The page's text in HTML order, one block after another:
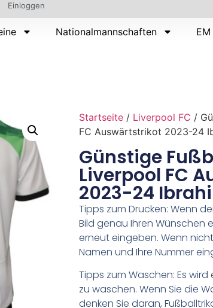
Einloggen
Nationalmannschaften
Startseite / Liverpool FC /
FC Auswärtstrikot 2023-24
Günstige
Liverpool FC
2023-24
Tipps zum Drucken: Wenn
Bild genau Ihren Wünschen
erneut eingeben. Wenn
Namen und Ihre Nummer
Tipps zum Waschen: Es
zu waschen. Wenn Sie die
denken Sie daran,